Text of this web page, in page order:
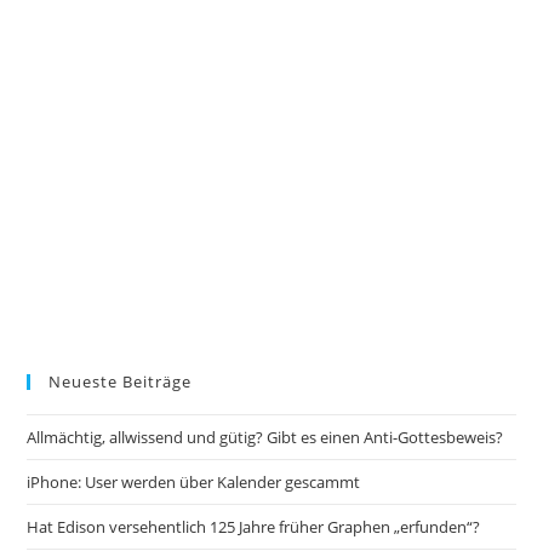
Neueste Beiträge
Allmächtig, allwissend und gütig? Gibt es einen Anti-Gottesbeweis?
iPhone: User werden über Kalender gescammt
Hat Edison versehentlich 125 Jahre früher Graphen „erfunden“?